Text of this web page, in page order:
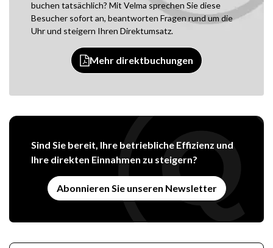
buchen tatsächlich? Mit Velma sprechen Sie diese
Besucher sofort an, beantworten Fragen rund um die
Uhr und steigern Ihren Direktumsatz.
Mehr direktbuchungen
Sind Sie bereit, Ihre betriebliche Effizienz und
Ihre direkten Einnahmen zu steigern?
Abonnieren Sie unseren Newsletter